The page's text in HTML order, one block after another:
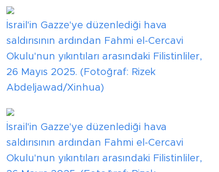
İsrail'in Gazze'ye düzenlediği hava
saldırısının ardından Fahmi el-Cercavi
Okulu'nun yıkıntıları arasındaki Filistinliler,
26 Mayıs 2025. (Fotoğraf: Rizek
Abdeljawad/Xinhua)
İsrail'in Gazze'ye düzenlediği hava
saldırısının ardından Fahmi el-Cercavi
Okulu'nun yıkıntıları arasındaki Filistinliler,